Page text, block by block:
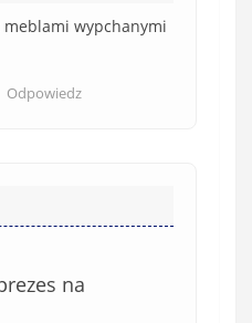
meblami wypchanymi
Odpowiedz
na